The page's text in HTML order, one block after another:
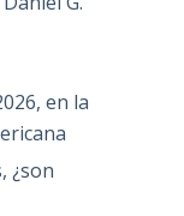
en la
¿son